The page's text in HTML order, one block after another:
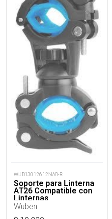
WUB13012612NAD-R
Soporte para Linterna
AT26 Compatible con
Linternas
Wuben